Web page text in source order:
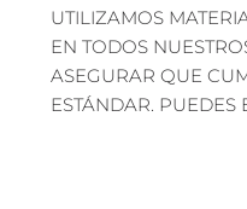
UTILIZAMOS
EN TODOS
ASEGURAR QUE
ESTÁNDAR. PUEDES